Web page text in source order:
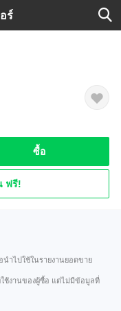
ร์
ซื้อ
ฟรี!
นำไปใช้ในรายงานยอดขาย
ช้งานของผู้ซื้อ แต่ไม่มีข้อมูลที่